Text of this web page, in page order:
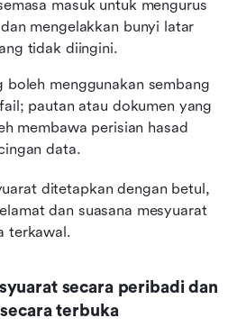
masuk untuk mengurus
mengelakkan bunyi latar
tidak diingini.
boleh menggunakan sembang
pautan atau dokumen yang
membawa perisian hasad
data.
ditetapkan dengan betul,
dan suasana mesyuarat
terkawal.
secara peribadi dan
terbuka